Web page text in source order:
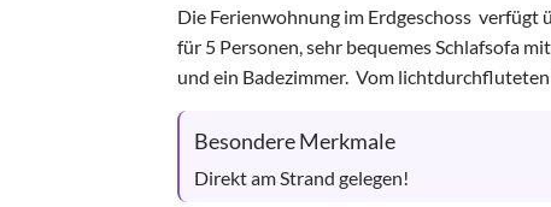
Die Ferienwohnung im Erdgeschoss
für 5 Personen, sehr bequemes Schlafsofa
und ein Badezimmer.  Vom
Besondere Merkmale
Direkt am Strand gelegen!